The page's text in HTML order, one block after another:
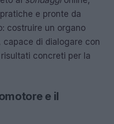
e pronte da
costruire un organo
di dialogare con
concreti per la
e il